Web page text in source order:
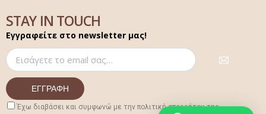
STAY IN TOUCH
Εγγραφείτε στο newsletter μας!
Έχω διαβάσει και συμφωνώ με την πολιτική απορρήτου της